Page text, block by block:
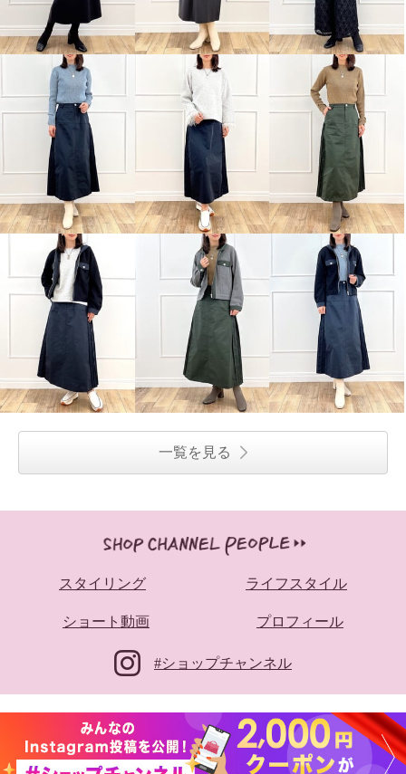
一覧を見る
スタイリング ライフスタイル
ショート動画 プロフィール
#ショップチャンネル